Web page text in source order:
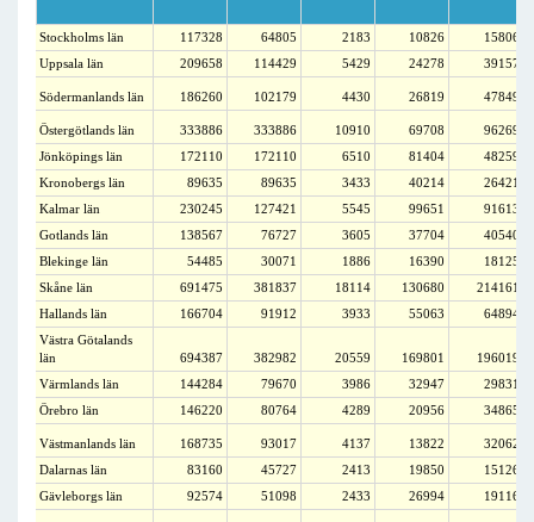
Stockholms län 117328 64805 2183 10826
15806
Uppsala län
209658 114429 5429 24278 39157
Södermanlands län 186260 102179 4430 26819 47849
Östergötlands län 333886 333886 10910 69708
96269
Jönköpings län
172110 172110 6510 81404
48259
Kronobergs län
89635 89635 3433 40214
26421
Kalmar län
230245 127421 5545 99651
91613
Gotlands län
138567 76727 3605 37704
40540
Blekinge län
54485 30071 1886 16390
18125
Skåne län
691475 381837 18114 130680
214161
Hallands län
166704 91912 3933 55063
64894
Västra Götalands
län
694387 382982 20559 169801
196019
Värmlands län
144284 79670 3986 32947
29831
Örebro län
146220 80764 4289 20956 34865
Västmanlands län 168735 93017 4137 13822
32062
Dalarnas län
83160 45727 2413 19850
15126
Gävleborgs län
92574 51098 2433 26994 19116